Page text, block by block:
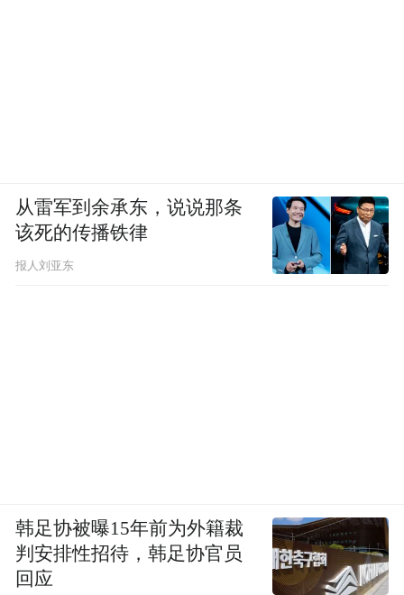
从雷军到余承东，说说那条
该死的传播铁律
报人刘亚东
韩足协被曝15年前为外籍裁
判安排性招待，韩足协官员
回应